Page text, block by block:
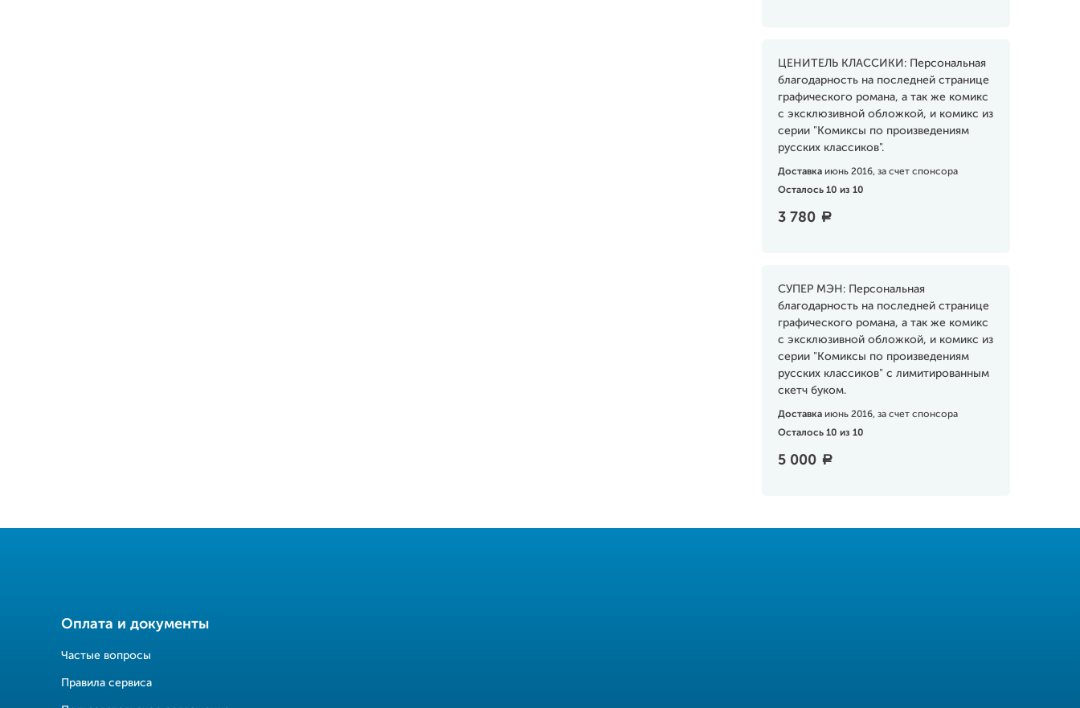
ЦЕНИТЕЛЬ КЛАССИКИ: Персональная
благодарность на последней странице
графического романа, а так же комикс
с эксклюзивной обложкой, и комикс из
серии "Комиксы по произведениям
русских классиков".
Доставка июнь 2016, за счет спонсора
Осталось 10 из 10
3 780 a
СУПЕР МЭН: Персональная
благодарность на последней странице
графического романа, а так же комикс
с эксклюзивной обложкой, и комикс из
серии "Комиксы по произведениям
русских классиков" с лимитированным
скетч буком.
Доставка июнь 2016, за счет спонсора
Осталось 10 из 10
5 000 a
Оплата и документы
Частые вопросы
Правила сервиса